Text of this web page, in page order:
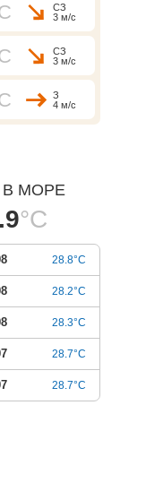
СЗ
3 м/с
СЗ
3 м/с
З
4 м/с
В МОРЕ
°C
28.8°C
28.2°C
28.3°C
28.7°C
28.7°C